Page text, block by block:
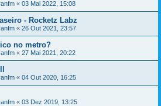
« 03 Mai 2022, 15:08
- Rocketz Labz
« 26 Out 2021, 23:57
no metro?
« 27 Mai 2021, 20:22
« 04 Out 2020, 16:25
« 03 Dez 2019, 13:25